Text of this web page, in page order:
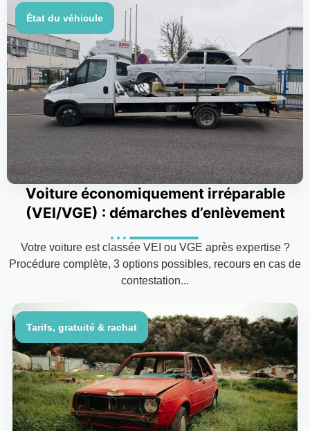
État du véhicule
Voiture économiquement irréparable
(VEI/VGE) : démarches d’enlèvement
Votre voiture est classée VEI ou VGE après expertise ?
Procédure complète, 3 options possibles, recours en cas de
contestation...
Tarifs, gratuité & rachat